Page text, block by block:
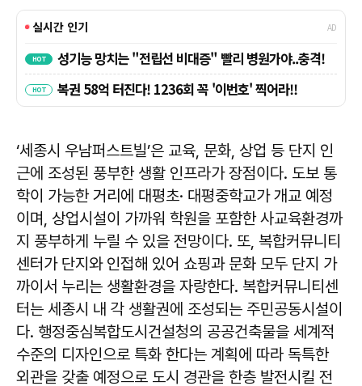
‘세종시 우남퍼스트빌’은 교육, 문화, 상업 등 단지 인
근에 조성된 풍부한 생활 인프라가 장점이다. 도보 통
학이 가능한 거리에 대평초· 대평중학교가 개교 예정
이며, 상업시설이 가까워 학원을 포함한 사교육환경까
지 풍부하게 누릴 수 있을 전망이다. 또, 복합커뮤니티
센터가 단지와 인접해 있어 쇼핑과 문화 모두 단지 가
까이서 누리는 생활환경을 자랑한다. 복합커뮤니티센
터는 세종시 내 각 생활권에 조성되는 주민공동시설이
다. 행정중심복합도시건설청의 공공건축물을 세계적
수준의 디자인으로 특화 한다는 계획에 따라 독특한
외관을 갖출 예정으로 도시 경관을 한층 발전시킬 전